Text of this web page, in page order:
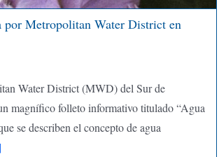
por Metropolitan Water District en
Water District (MWD) del Sur de
magnífico folleto informativo titulado “Agua
se describen el concepto de agua